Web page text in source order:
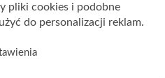
pliki cookies i podobne
do personalizacji reklam.